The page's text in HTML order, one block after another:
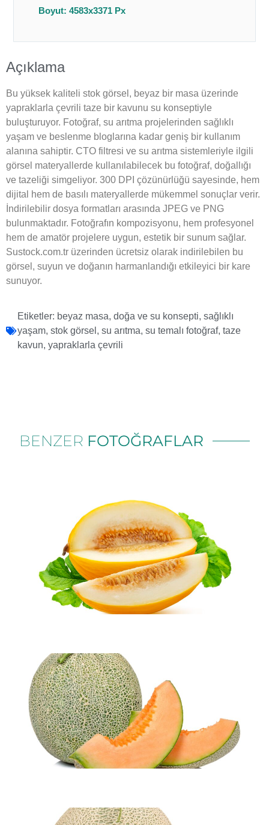
Boyut: 4583x3371 Px
Açıklama
Bu yüksek kaliteli stok görsel, beyaz bir masa üzerinde
yapraklarla çevrili taze bir kavunu su konseptiyle
buluşturuyor. Fotoğraf, su arıtma projelerinden sağlıklı
yaşam ve beslenme bloglarına kadar geniş bir kullanım
alanına sahiptir. CTO filtresi ve su arıtma sistemleriyle ilgili
görsel materyallerde kullanılabilecek bu fotoğraf, doğallığı
ve tazeliği simgeliyor. 300 DPI çözünürlüğü sayesinde, hem
dijital hem de basılı materyallerde mükemmel sonuçlar verir.
İndirilebilir dosya formatları arasında JPEG ve PNG
bulunmaktadır. Fotoğrafın kompozisyonu, hem profesyonel
hem de amatör projelere uygun, estetik bir sunum sağlar.
Sustock.com.tr üzerinden ücretsiz olarak indirilebilen bu
görsel, suyun ve doğanın harmanlandığı etkileyici bir kare
sunuyor.
Etiketler: beyaz masa, doğa ve su konsepti, sağlıklı
yaşam, stok görsel , su arıtma, su temalı fotoğraf, taze
kavun, yapraklarla çevrili
BENZER FOTOĞRAFLAR